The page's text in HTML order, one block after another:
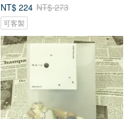
NT$ 224 NT$ 273
可客製